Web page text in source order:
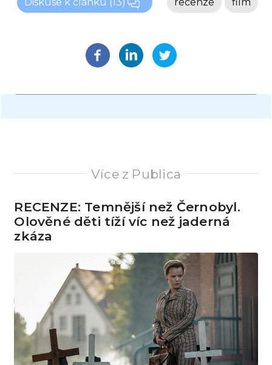
Diskuse k článku (13) film
recenze
Více z Publica
RECENZE: Temnější než Černobyl.
Olověné děti tíží víc než jaderná
zkáza